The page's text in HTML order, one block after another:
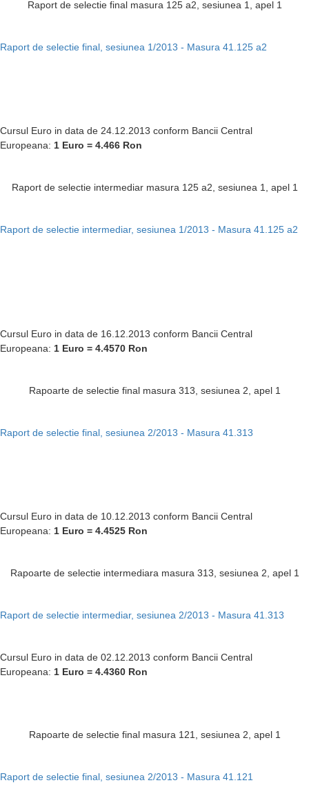
Raport de selectie final masura 125 a2, sesiunea 1, apel 1
Raport de selectie final, sesiunea 1/2013 - Masura 41.125 a2
Cursul Euro in data de 24.12.2013 conform Bancii Central
Europeana: 1 Euro = 4.466 Ron
Raport de selectie intermediar masura 125 a2, sesiunea 1, apel 1
Raport de selectie intermediar, sesiunea 1/2013 - Masura 41.125 a2
Cursul Euro in data de 16.12.2013 conform Bancii Central
Europeana: 1 Euro = 4.4570 Ron
Rapoarte de selectie final masura 313, sesiunea 2, apel 1
Raport de selectie final, sesiunea 2/2013 - Masura 41.313
Cursul Euro in data de 10.12.2013 conform Bancii Central
Europeana: 1 Euro = 4.4525 Ron
Rapoarte de selectie intermediara masura 313, sesiunea 2, apel 1
Raport de selectie intermediar, sesiunea 2/2013 - Masura 41.313
Cursul Euro in data de 02.12.2013 conform Bancii Central
Europeana: 1 Euro = 4.4360 Ron
Rapoarte de selectie final masura 121, sesiunea 2, apel 1
Raport de selectie final, sesiunea 2/2013 - Masura 41.121